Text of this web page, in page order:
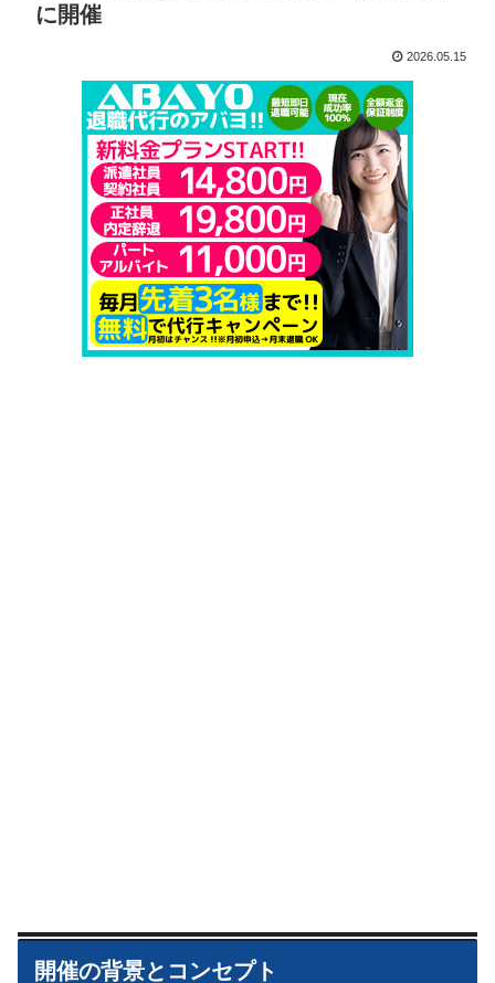
に開催
2026.05.15
開催の背景とコンセプト